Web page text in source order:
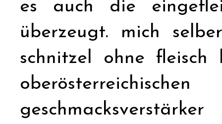
es auch die
überzeugt. mich
schnitzel ohne